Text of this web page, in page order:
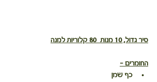
סיר גדול, 10 מנות  80 קלוריות למנה
החומרים -
כף שמן